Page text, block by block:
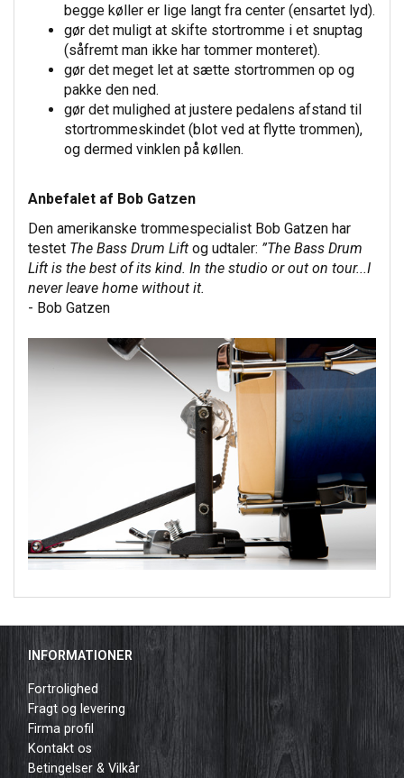
begge køller er lige langt fra center (ensartet lyd).
gør det muligt at skifte stortromme i et snuptag
(såfremt man ikke har tommer monteret).
gør det meget let at sætte stortrommen op og
pakke den ned.
gør det mulighed at justere pedalens afstand til
stortrommeskindet (blot ved at flytte trommen),
og dermed vinklen på køllen.
Anbefalet af Bob Gatzen
Den amerikanske trommespecialist Bob Gatzen har
testet The Bass Drum Lift og udtaler: ”The Bass Drum
Lift is the best of its kind. In the studio or out on tour...I
never leave home without it.
- Bob Gatzen
INFORMATIONER
Fortrolighed
Fragt og levering
Firma profil
Kontakt os
Betingelser & Vilkår